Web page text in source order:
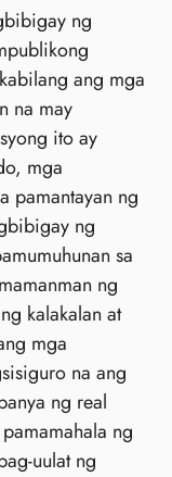
ng
ang mga
na may
ito ay
mga
pamantayan ng
ng
sa
ng
kalakalan at
mga
na ang
ng real
ng
uulat ng